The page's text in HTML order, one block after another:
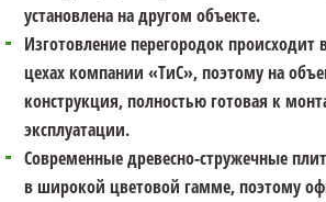
установлена на другом объекте.
Изготовление перегородок происходит
цехах компании «ТиС», поэтому на
конструкция, полностью готовая к
эксплуатации.
Современные древесно-стружечные
в широкой цветовой гамме, поэтому